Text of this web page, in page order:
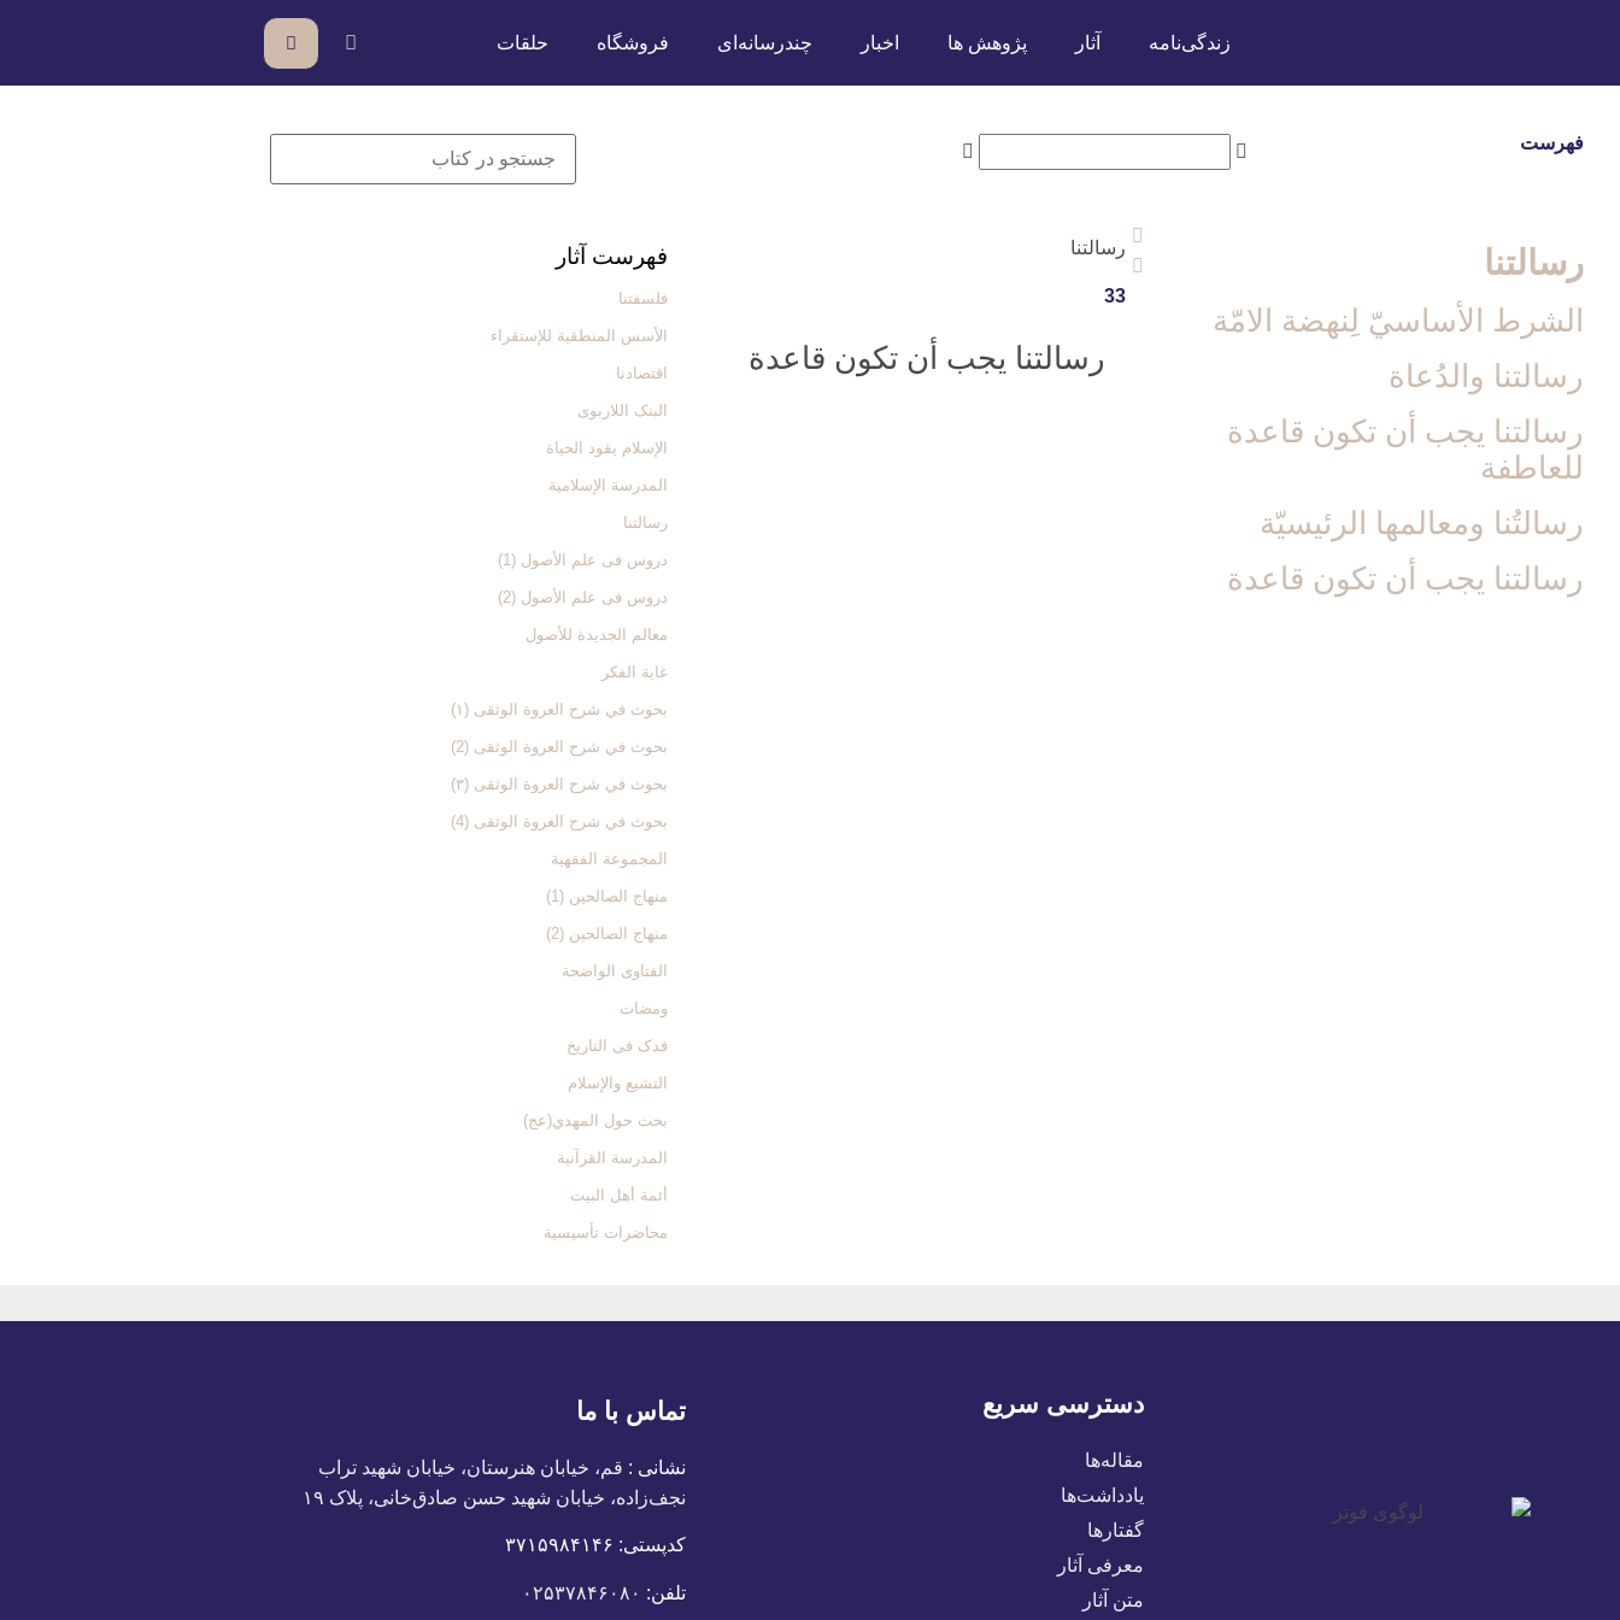
زندگی‌نامه آثار پژوهش ها اخبار چندرسانه‌ای فروشگاه حلقات
فهرست
رسالتنا
الشرط الأساسيّ لِنهضة الامّة
رسالتنا والدُعاة
رسالتنا يجب أن تكون قاعدة
للعاطفة
رسالتُنا ومعالمها الرئيسيّة
رسالتنا يجب أن تكون قاعدة
رسالتنا
33
رسالتنا يجب أن تكون قاعدة
فهرست آثار
فلسفتنا
الأسس المنطقیة للإستقراء
اقتصادنا
البنک اللاربوی
الإسلام یقود الحیاة
المدرسة الإسلامیة
رسالتنا
دروس فی علم الأصول (1)
دروس فی علم الأصول (2)
معالم الجدیدة للأصول
غایة الفکر
بحوث في شرح العروة الوثقی (۱)
بحوث في شرح العروة الوثقی (2)
بحوث في شرح العروة الوثقی (۳)
بحوث في شرح العروة الوثقی (4)
المجموعة الفقهیة
منهاج الصالحین (1)
منهاج الصالحین (2)
الفتاوی الواضحة
ومضات
فدک فی التاریخ
التشیع والإسلام
بحث حول المهدي(عج)
المدرسة القرآنیة
أئمة أهل البیت
محاضرات تأسیسیة
دسترسی سریع
مقاله‌ها
یادداشت‌ها
گفتارها
معرفی آثار
متن آثار
تماس با ما
نشانی : قم، خیابان هنرستان، خیابان شهید تراب
نجف‌زاده، خیابان شهید حسن صادق‌خانی، پلاک ١٩
کدپستی:
تلفن: ۰۲۵۳۷۸۴۶۰۸۰